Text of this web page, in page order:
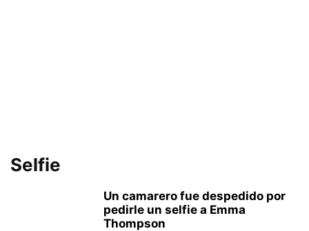
Selfie
Un camarero fue despedido por
pedirle un selfie a Emma
Thompson